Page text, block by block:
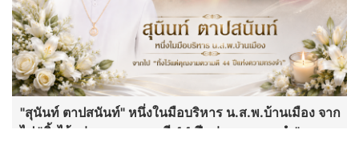
"สุนันท์ ตาปสนันท์" หนึ่งในมือบริหาร น.ส.พ.บ้านเมือง จาก
ไป "ทิ้งไว้แต่คุณงามความดี 44 ปีแห่งความทรงจำ"